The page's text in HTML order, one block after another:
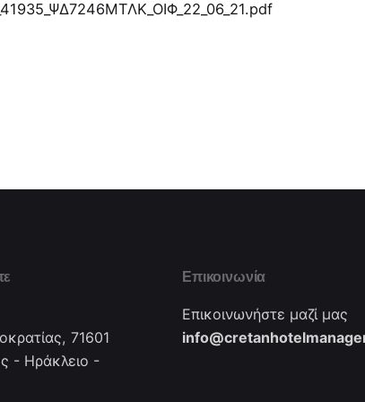
71601
- Ηράκλειο -
Επικοινωνία
Επικοινωνήστε μαζί μας